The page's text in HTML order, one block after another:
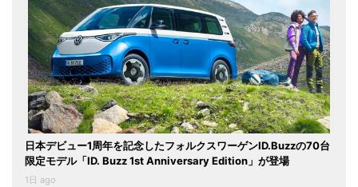
日本デビュー1周年を記念したフォルクスワーゲンID.Buzzの70台
限定モデル「ID. Buzz 1st Anniversary Edition」が登場
1日 ago